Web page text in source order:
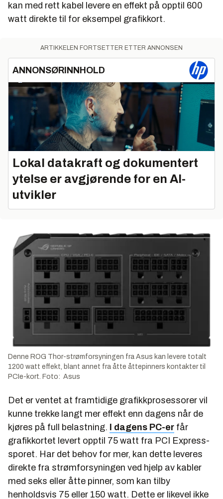
kan med rett kabel levere en effekt på opptil 600
watt direkte til for eksempel grafikkort.
ARTIKKELEN FORTSETTER ETTER ANNONSEN
ANNONSØRINNHOLD
Lokal datakraft og dokumentert
ytelse er avgjørende for en AI-
utvikler
Denne ROG Thor-strømforsyningen fra Asus kan levere totalt
1200 watt effekt, blant annet fra åtte åttepinners kontakter til
PCIe-kort. Foto: Asus
Det er ventet at framtidige grafikkprosessorer vil
kunne trekke langt mer effekt enn dagens når de
kjøres på full belastning.
I dagens PC-er får
grafikkortet levert opptil 75 watt fra PCI Express-
sporet. Har det behov for mer, kan dette leveres
direkte fra strømforsyningen ved hjelp av kabler
med seks eller åtte pinner, som kan tilby
henholdsvis 75 eller 150 watt. Dette er likevel ikke